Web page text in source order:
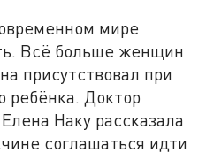
мире
Всё больше женщин
присутствовал при
ребёнка. Доктор
Наку рассказала
соглашаться идти